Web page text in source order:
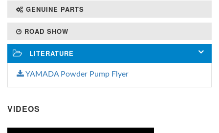
GENUINE PARTS
ROAD SHOW
LITERATURE
YAMADA Powder Pump Flyer
VIDEOS